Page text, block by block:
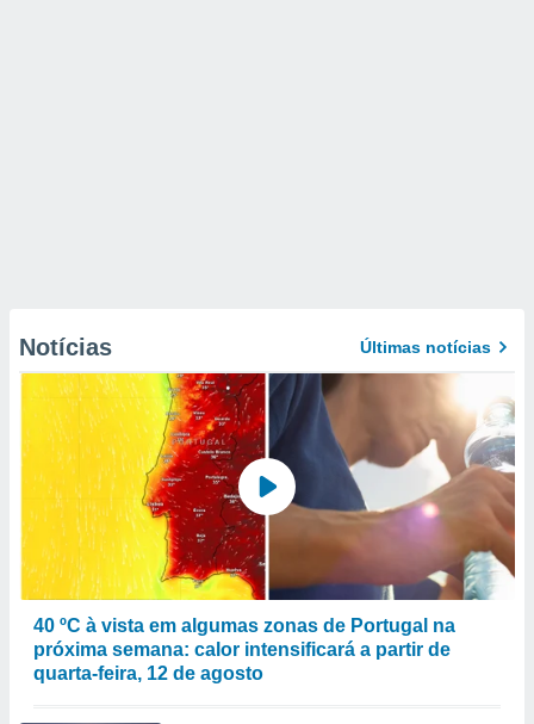
Notícias Últimas notícias
40 ºC à vista em algumas zonas de Portugal na
próxima semana: calor intensificará a partir de
quarta-feira, 12 de agosto